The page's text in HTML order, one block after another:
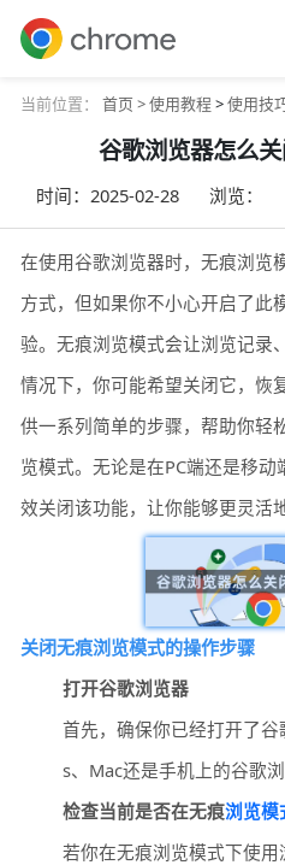
当前位置： 首页 >使用教程>使用技
谷歌浏览器怎么
时间：2025-02-28 浏览：
在使用谷歌浏览器时，无痕浏览
方式，但如果你不小心开启了此
验。无痕浏览模式会让浏览记录
情况下，你可能希望关闭它，恢
供一系列简单的步骤，帮助你轻
览模式。无论是在PC端还是移
效关闭该功能，让你能够更灵活
关闭无痕浏览模式的操作步骤
打开谷歌浏览器
首先，确保你已经打开了
s、Mac还是手机上的谷歌
检查当前是否在无痕浏览模
若你在无痕浏览模式下使